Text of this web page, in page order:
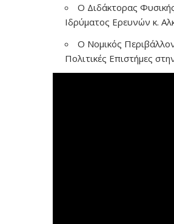
Ο Διδάκτορας
Ιδρύματος Ερευνών κ.
Ο Νομικός
Πολιτικές Επιστήμες